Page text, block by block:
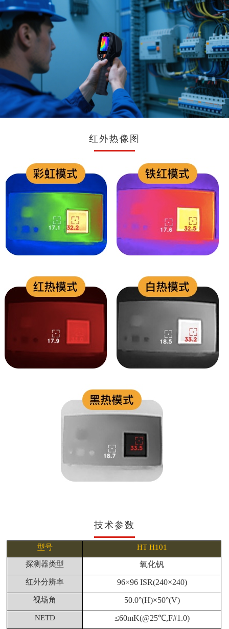
红外热像图
技术参数
型号 HT H101
探测器类型 氧化钒
红外分辨率 96×96 ISR(240×240)
视场角 50.0°(H)×50°(V)
NETD ≤60mK(@25℃,F#1.0)